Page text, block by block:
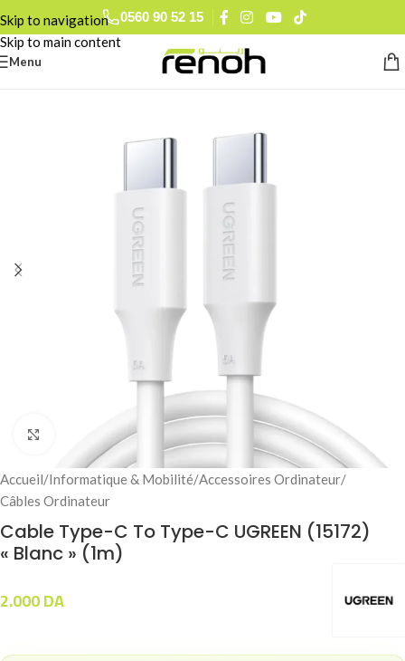
Skip to navigation
Skip to main content
0560 90 52 15
Menu
Click to enlarge
Accueil/Informatique & Mobilité/Accessoires Ordinateur/
Câbles Ordinateur
Cable Type-C To Type-C UGREEN (15172)
« Blanc » (1m)
2.000DA